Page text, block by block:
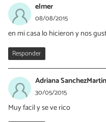
elmer
08/08/2015
en mi casa lo hicieron y nos
Responder
Adriana
30/05/2015
Muy facil y se ve rico